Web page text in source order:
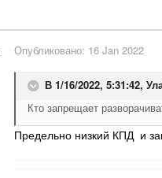
Опубликовано: 16 Jan 2022
В 1/16/2022, 5:31:42,
Кто запрещает
Предельно низкий КПД и